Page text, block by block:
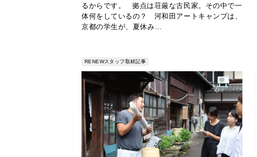
るからです。 拠点は荘厳な古民家。その中で一
体何をしているの？ 河和田アートキャンプは、
京都の学生が、夏休み…
RENEWスタッフ取材記事